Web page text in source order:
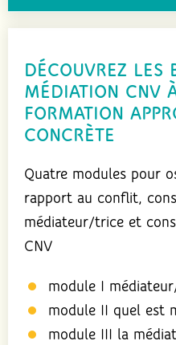
DÉCOUVREZ LES
MÉDIATION CNV
FORMATION
CONCRÈTE
Quatre modules pour
rapport au conflit,
médiateur/trice et
CNV
module I
module II quel est
module III la